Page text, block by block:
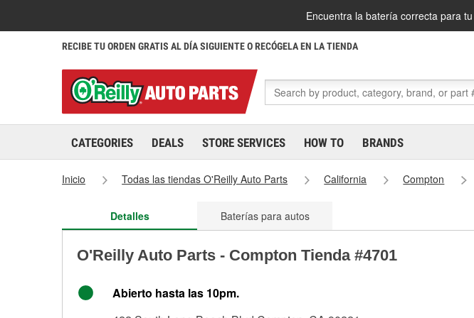
Encuentra la batería correcta para
RECIBE TU ORDEN GRATIS AL DÍA SIGUIENTE O RECÓGELA EN LA TIENDA
CATEGORIES DEALS STORE SERVICES HOW TO BRANDS
Inicio Todas las tiendas O'Reilly Auto Parts California Compton
Detalles Baterías para autos
O'Reilly Auto Parts - Compton Tienda #4701
Abierto hasta las 10pm.